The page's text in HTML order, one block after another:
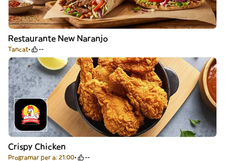
Restaurante New Naranjo
Tancat --
Crispy Chicken
Programar per a: 21:00 --